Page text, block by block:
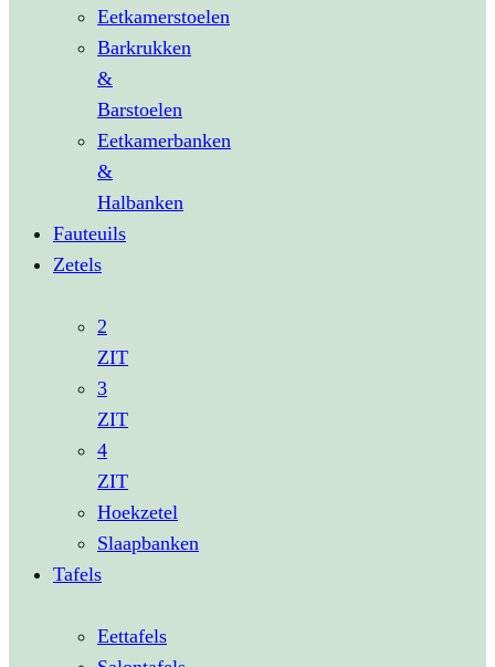
Eetkamerstoelen
Barkrukken
&
Barstoelen
Eetkamerbanken
&
Halbanken
Fauteuils
Zetels
2
ZIT
3
ZIT
4
ZIT
Hoekzetel
Slaapbanken
Tafels
Eettafels